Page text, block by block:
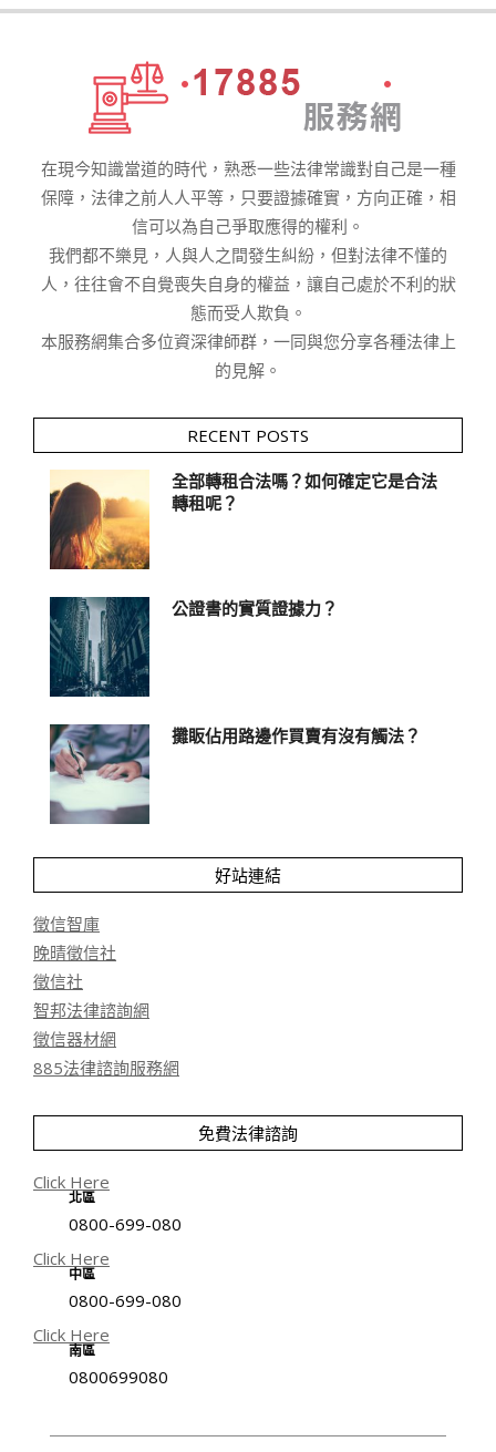
在現今知識當道的時代，熟悉一些法律常識對自己是一種
保障，法律之前人人平等，只要證據確實，方向正確，相
信可以為自己爭取應得的權利。
我們都不樂見，人與人之間發生糾紛，但對法律不懂的
人，往往會不自覺喪失自身的權益，讓自己處於不利的狀
態而受人欺負。
本服務網集合多位資深律師群，一同與您分享各種法律上
的見解。
RECENT POSTS
全部轉租合法嗎？如何確定它是合法
轉租呢？
公證書的實質證據力？
攤眅佔用路邊作買賣有沒有觸法？
好站連結
徵信智庫
晚晴徵信社
徵信社
智邦法律諮詢網
徵信器材網
885法律諮詢服務網
免費法律諮詢
Click Here
北區
0800-699-080
Click Here
中區
0800-699-080
Click Here
南區
0800699080